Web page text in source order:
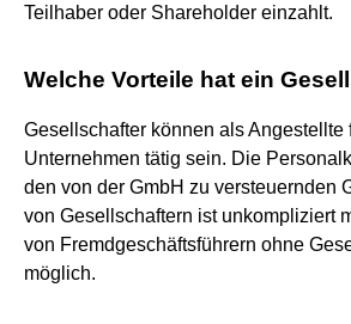
Teilhaber oder Shareholder einzahlt.
Welche Vorteile hat ein
Gesellschafter können als Angestellte
Unternehmen tätig sein. Die
den von der GmbH zu versteuernden
von Gesellschaftern ist unkompliziert
von Fremdgeschäftsführern ohne
möglich.